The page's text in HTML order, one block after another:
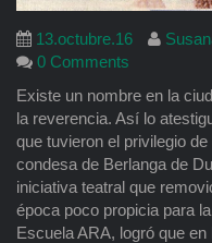
13.octubre.16
0 Comments
Existe un nombre en la
la reverencia. Así lo
que tuvieron el privilegio
condesa de Berlanga de
iniciativa teatral que
época poco propicia para
Escuela ARA, logró que